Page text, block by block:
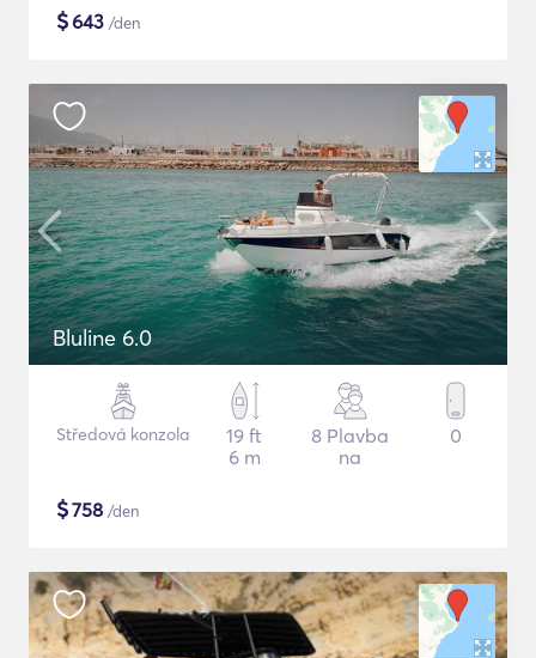
$643 /den
Bluline 6.0
Středová konzola
19 ft
6 m
8 Plavba
na
0
$758 /den